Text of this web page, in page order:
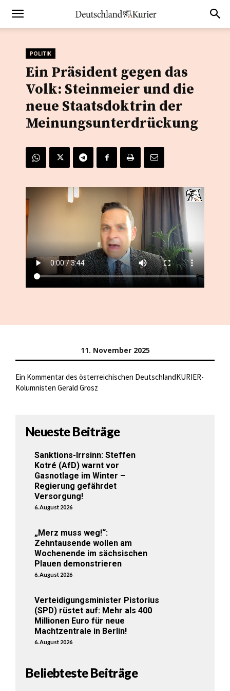
POLITIK
Ein Präsident gegen das
Volk: Steinmeier und die
neue Staatsdoktrin der
Meinungsunterdrückung
11. November 2025
Ein Kommentar des österreichischen DeutschlandKURIER-
Kolumnisten Gerald Grosz
Neueste Beiträge
Sanktions-Irrsinn: Steffen
Kotré (AfD) warnt vor
Gasnotlage im Winter –
Regierung gefährdet
Versorgung!
6. August 2026
„Merz muss weg!“:
Zehntausende wollen am
Wochenende im sächsischen
Plauen demonstrieren
6. August 2026
Verteidigungsminister Pistorius
(SPD) rüstet auf: Mehr als 400
Millionen Euro für neue
Machtzentrale in Berlin!
6. August 2026
Beliebteste Beiträge